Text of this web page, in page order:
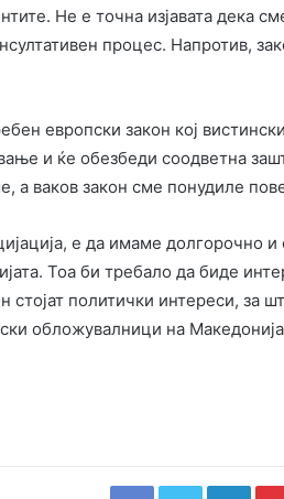
Не е точна изјавата дека
процес. Напротив,
европски закон кој
и ќе обезбеди соодветна
а ваков закон сме понудиле
е да имаме долгорочно
Тоа би требало да биде
стојат политички интереси, за
обложувалници на
FacebookTwitter